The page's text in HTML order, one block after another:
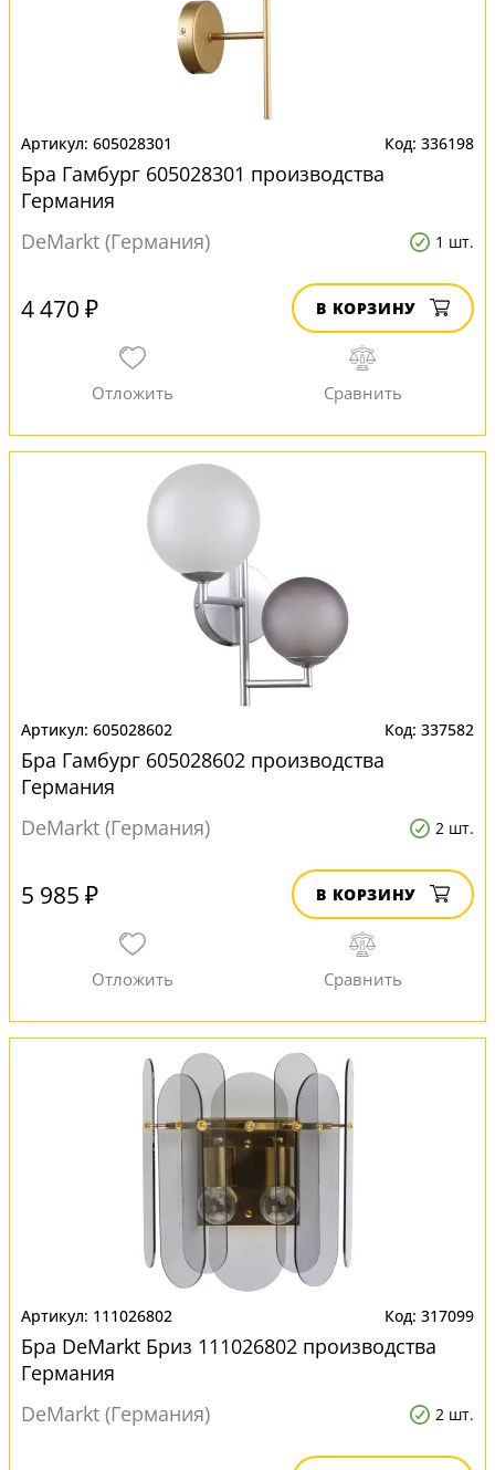
605028301 336198
Бра Гамбург 605028301 производства
Германия
DeMarkt (Германия)
1 шт.
4 470 ₽ В КОРЗИНУ
605028602 337582
Бра Гамбург 605028602 производства
Германия
DeMarkt (Германия)
2 шт.
5 985 ₽ В КОРЗИНУ
111026802 317099
Бра DeMarkt Бриз 111026802 производства
Германия
DeMarkt (Германия)
2 шт.